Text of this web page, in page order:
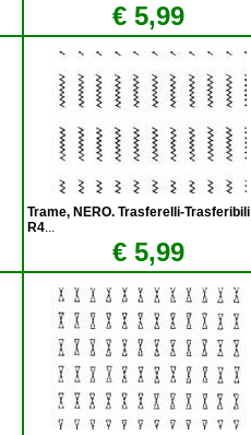
€ 5,99
Trame, NERO. Trasferelli-Trasferibili
R4...
€ 5,99